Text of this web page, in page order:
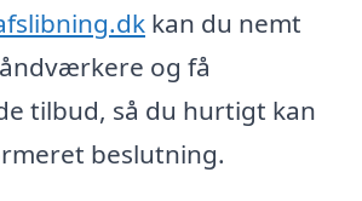
kan du nemt
og få
tilbud, så du hurtigt kan
beslutning.